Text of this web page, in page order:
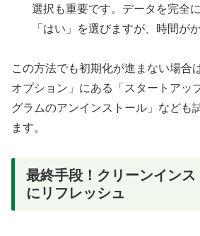
選択も重要です。データを完全
「はい」を選びますが、時間が
この方法でも初期化が進まない場合
オプション」にある「スタートアッ
グラムのアンインストール」なども
ます。
最終手段！クリーンイン
にリフレッシュ